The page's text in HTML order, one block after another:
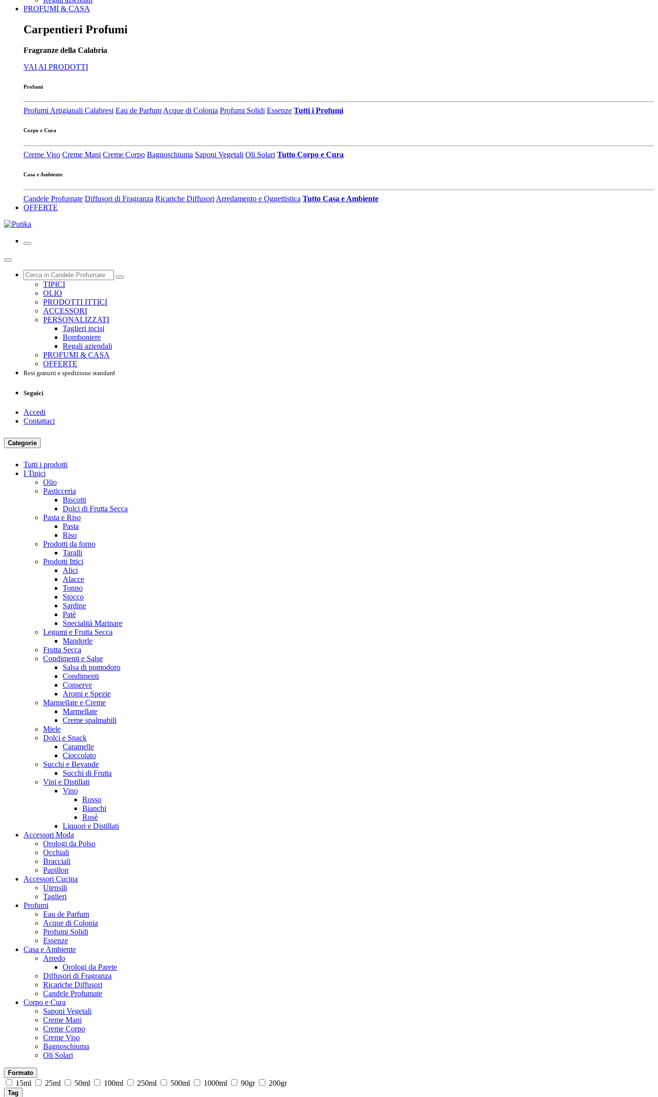
PROFUMI & CASA
Carpentieri Profumi
Fragranze della Calabria
VAI AI PRODOTTI
Profumi
Profumi Artigianali Calabresi Eau de ParfumAcque di Colonia Profumi Solidi Essenze Tutti i Profumi
Corpo e Cura
Creme Viso Creme Mani Creme Corpo Bagnoschiuma Saponi Vegetali Oli Solari Tutto Corpo e Cura
Casa e Ambiente
Candele Profumate Diffusori di Fragranza Ricariche Diffusori Arredamento e Oggettistica Tutto Casa e Ambiente
OFFERTE
TIPICI
OLIO
PRODOTTI ITTICI
ACCESSORI
PERSONALIZZATI
Taglieri incisi
Bomboniere
Regali aziendali
PROFUMI & CASA
OFFERTE
Resi gratuiti e spedizione standard
Seguici
Accedi
Contattaci
Categorie
Tutti i prodotti
I Tipici
Olio
Pasticceria
Biscotti
Dolci di Frutta Secca
Pasta e Riso
Pasta
Riso
Prodotti da forno
Taralli
Prodotti Ittici
Alici
Alacce
Tonno
Stocco
Sardine
Patè
Specialità Marinare
Legumi e Frutta Secca
Mandorle
Frutta Secca
Condimenti e Salse
Salsa di pomodoro
Condimenti
Conserve
Aromi e Spezie
Marmellate e Creme
Marmellate
Creme spalmabili
Miele
Dolci e Snack
Caramelle
Cioccolato
Succhi e Bevande
Succhi di Frutta
Vini e Distillati
Vino
Rosso
Bianchi
Rosè
Liquori e Distillati
Accessori Moda
Orologi da Polso
Occhiali
Bracciali
Papillon
Accessori Cucina
Utensili
Taglieri
Profumi
Eau de Parfum
Acque di Colonia
Profumi Solidi
Essenze
Casa e Ambiente
Arredo
Orologi da Parete
Diffusori di Fragranza
Ricariche Diffusori
Candele Profumate
Corpo e Cura
Saponi Vegetali
Creme Mani
Creme Corpo
Creme Viso
Bagnoschiuma
Oli Solari
Formato
15ml 25ml 50ml 100ml 250ml 500ml 1000ml 90gr 200gr
Tag